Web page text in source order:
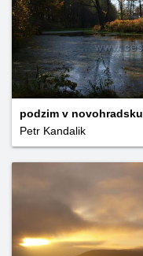
podzim v novohradsku
Petr Kandalik